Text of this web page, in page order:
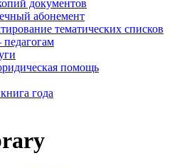
документов
абонемент
тематических списков
педагогам
помощь
года